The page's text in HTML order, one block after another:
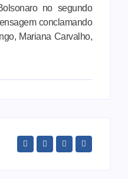
no segundo
conclamando
Mariana Carvalho,